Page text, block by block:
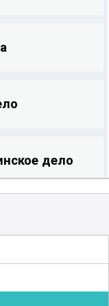
дело